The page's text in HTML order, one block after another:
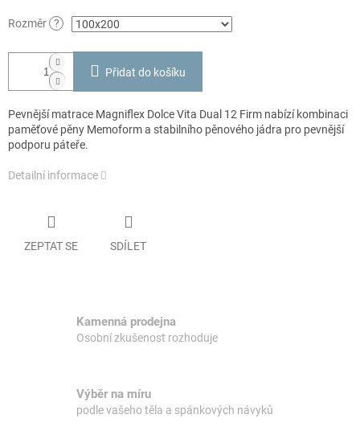
Rozměr ?
Přidat do košíku
Pevnější matrace Magniflex Dolce Vita Dual 12 Firm nabízí kombinaci
paměťové pěny Memoform a stabilního pěnového jádra pro pevnější
podporu páteře.
Detailní informace
ZEPTAT SE SDÍLET
Kamenná prodejna
Osobní zkušenost rozhoduje
Výběr na míru
podle vašeho těla a spánkových návyků